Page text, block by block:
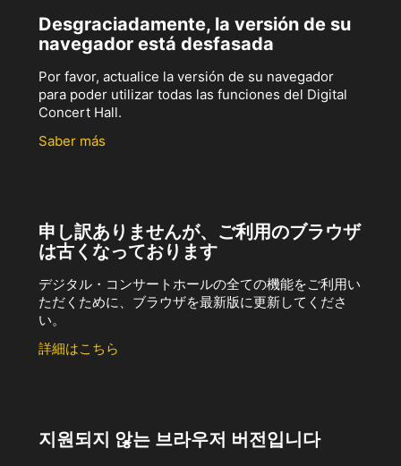
Desgraciadamente, la versión de su
navegador está desfasada
Por favor, actualice la versión de su navegador
para poder utilizar todas las funciones del Digital
Concert Hall.
Saber más
申し訳ありませんが、ご利用のブラウザ
は古くなっております
デジタル・コンサートホールの全ての機能をご利用い
ただくために、ブラウザを最新版に更新してくださ
い。
詳細はこちら
지원되지 않는 브라우저 버전입니다